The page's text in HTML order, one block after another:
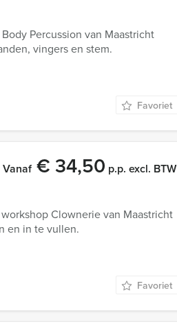
Percussion van Maastricht
vingers en stem.
Favoriet
Vanaf€ 34,50 p.p. excl. BTW
Clownerie van Maastricht
en in te vullen.
Favoriet